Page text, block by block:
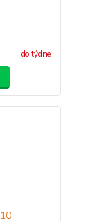
do týdne